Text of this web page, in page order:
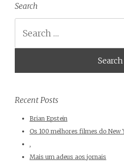
Search
Recent Posts
Brian Epstein
Os 100 melhores filmes do New
Mais um adeus aos jornais